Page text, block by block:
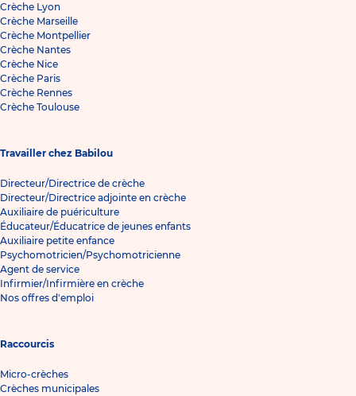
Crèche Lyon
Crèche Marseille
Crèche Montpellier
Crèche Nantes
Crèche Nice
Crèche Paris
Crèche Rennes
Crèche Toulouse
Travailler chez Babilou
Directeur/Directrice de crèche
Directeur/Directrice adjointe en crèche
Auxiliaire de puériculture
Éducateur/Éducatrice de jeunes enfants
Auxiliaire petite enfance
Psychomotricien/Psychomotricienne
Agent de service
Infirmier/Infirmière en crèche
Nos offres d'emploi
Raccourcis
Micro-crèches
Crèches municipales